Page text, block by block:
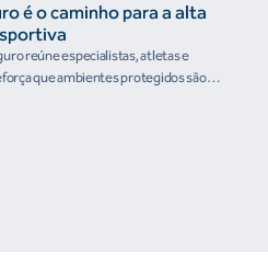
é o caminho para a alta
reúne especialistas, atletas e
que ambientes protegidos são